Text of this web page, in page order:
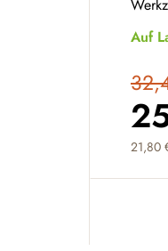
Auf
21,80